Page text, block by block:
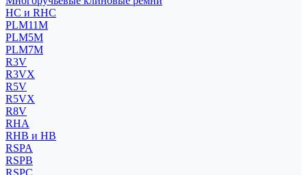
HC и RHC
PLM11M
PLM5M
PLM7M
R3V
R3VX
R5V
R5VX
R8V
RHA
RHB и HB
RSPA
RSPB
RSPC